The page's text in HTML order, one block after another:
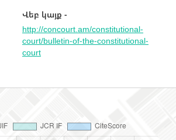
Վեբ կայք -
http://concourt.am/constitutional-
court/bulletin-of-the-constitutional-
court